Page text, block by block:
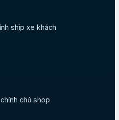
ship xe khách
chủ shop